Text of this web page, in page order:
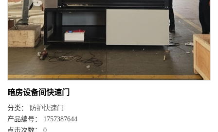
暗房设备间快速门
分类：
防护快速门
产品编号： 1757387644
点击次数： 0